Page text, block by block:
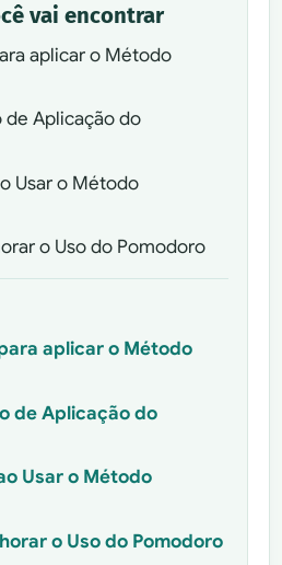
vai encontrar
aplicar o Método
de Aplicação do
Usar o Método
o Uso do Pomodoro
aplicar o Método
de Aplicação do
Usar o Método
o Uso do Pomodoro